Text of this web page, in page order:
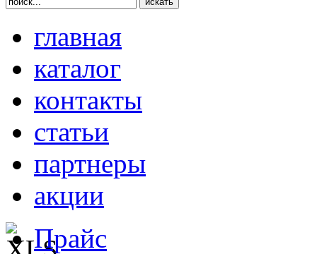
главная
каталог
контакты
статьи
партнеры
акции
Прайс